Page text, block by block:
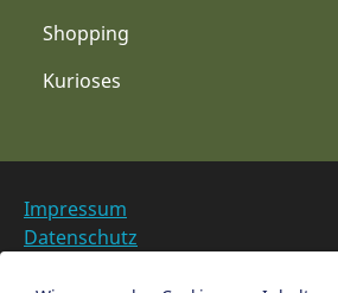
Shopping
Kurioses
Impressum
Datenschutz